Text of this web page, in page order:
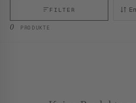
0 PRODUKTE
FILTER